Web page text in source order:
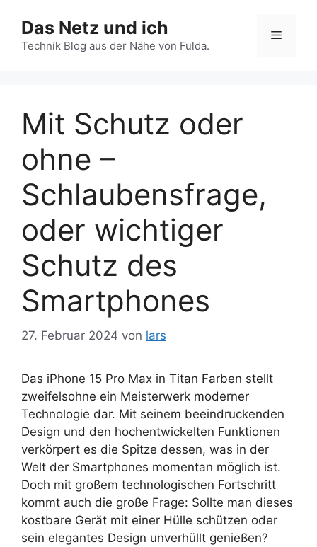
Inhalt
springen
Das Netz und ich
Technik Blog aus der Nähe von Fulda.
Menü
Mit Schutz oder
ohne –
Schlaubensfrage,
oder wichtiger
Schutz des
Smartphones
27. Februar 2024 von lars
Das iPhone 15 Pro Max in Titan Farben stellt
zweifelsohne ein Meisterwerk moderner
Technologie dar. Mit seinem beeindruckenden
Design und den hochentwickelten Funktionen
verkörpert es die Spitze dessen, was in der
Welt der Smartphones momentan möglich ist.
Doch mit großem technologischen Fortschritt
kommt auch die große Frage: Sollte man dieses
kostbare Gerät mit einer Hülle schützen oder
sein elegantes Design unverhüllt genießen?